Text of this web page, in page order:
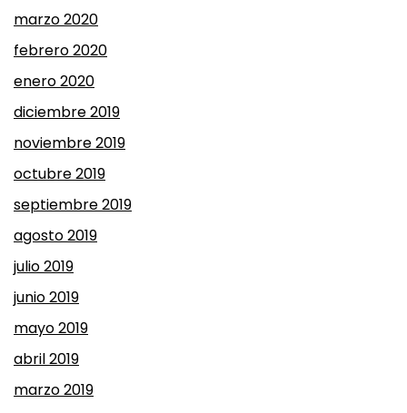
marzo 2020
febrero 2020
enero 2020
diciembre 2019
noviembre 2019
octubre 2019
septiembre 2019
agosto 2019
julio 2019
junio 2019
mayo 2019
abril 2019
marzo 2019